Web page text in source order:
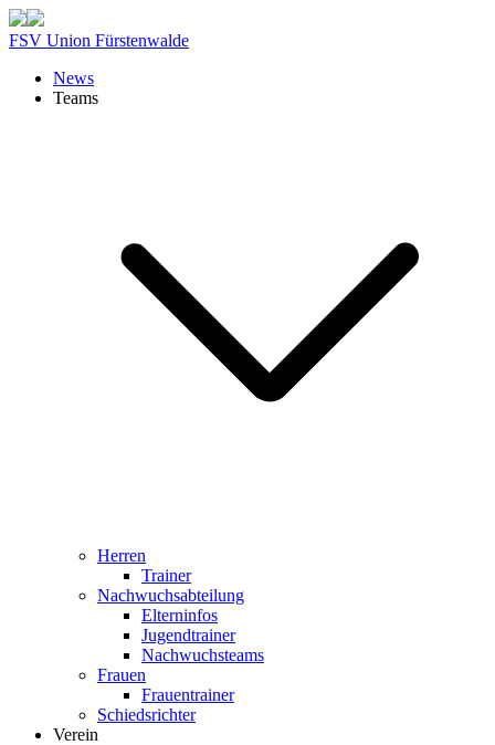
FSV Union Fürstenwalde
News
Teams
Herren
Trainer
Nachwuchsabteilung
Elterninfos
Jugendtrainer
Nachwuchsteams
Frauen
Frauentrainer
Schiedsrichter
Verein